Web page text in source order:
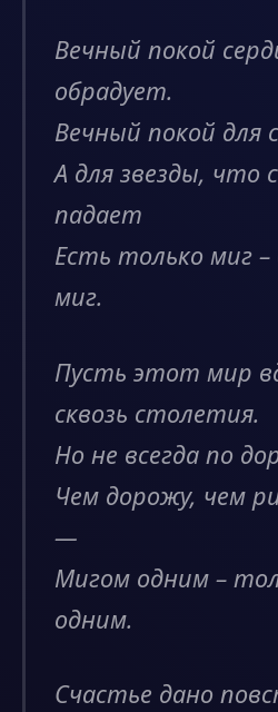
Вечный покой
обрадует.
Вечный покой для
А для звезды, что
падает
Есть только миг
миг.
Пусть этот мир
сквозь столетия.
Но не всегда по
Чем дорожу, чем
—
Мигом одним –
одним.
Счастье дано